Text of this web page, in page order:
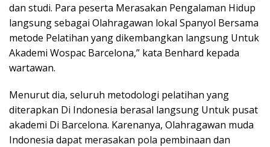
dan studi. Para peserta Merasakan Pengalaman Hidup
langsung sebagai Olahragawan lokal Spanyol Bersama
metode Pelatihan yang dikembangkan langsung Untuk
Akademi Wospac Barcelona,” kata Benhard kepada
wartawan.
Menurut dia, seluruh metodologi pelatihan yang
diterapkan Di Indonesia berasal langsung Untuk pusat
akademi Di Barcelona. Karenanya, Olahragawan muda
Indonesia dapat merasakan pola pembinaan dan